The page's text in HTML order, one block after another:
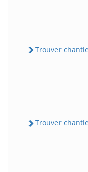
Trouver
Trouver